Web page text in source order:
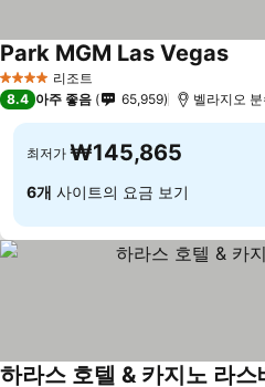
4 성급 리조트
Park MGM Las Vegas요금
8.4 아주 좋음 65,959 벨라지오
최저가 ₩145,865
6개 사이트의 요금 보기
하라스 호텔 & 카지노 라스